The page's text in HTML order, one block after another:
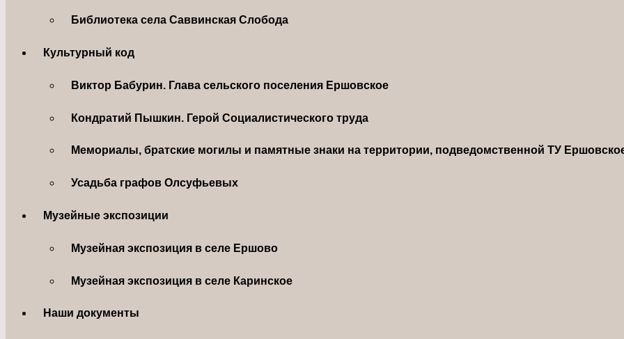
Библиотека села Саввинская Слобода
Культурный код
Виктор Бабурин. Глава сельского поселения Ершовское
Кондратий Пышкин. Герой Социалистического труда
Мемориалы, братские могилы и памятные знаки на территории, подведомственной ТУ
Усадьба графов Олсуфьевых
Музейные экспозиции
Музейная экспозиция в селе Ершово
Музейная экспозиция в селе Каринское
Наши документы